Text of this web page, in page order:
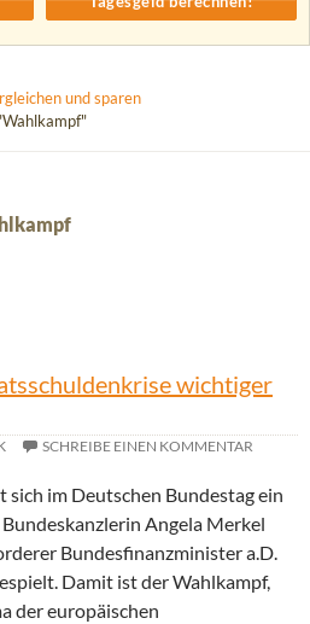
und sparen
wichtiger
SCHREIBE EINEN KOMMENTAR
im Deutschen Bundestag ein
Angela Merkel
Bundesfinanzminister a.D.
Damit ist der Wahlkampf,
der europäischen